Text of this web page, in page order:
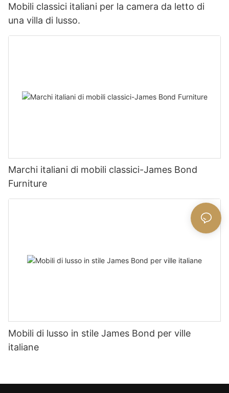
Mobili classici italiani per la camera da letto di
una villa di lusso.
Marchi italiani di mobili classici-James Bond
Furniture
Mobili di lusso in stile James Bond per ville
italiane